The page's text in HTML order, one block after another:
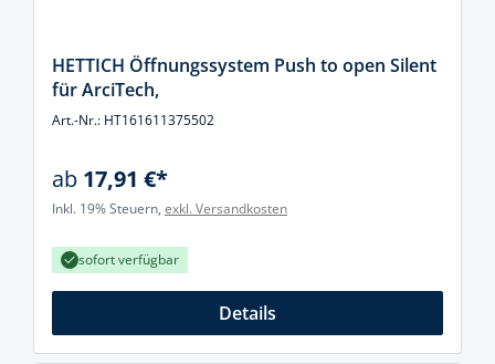
HETTICH Öffnungssystem Push to open Silent
für ArciTech,
Art.-Nr.: HT161611375502
ab 17,91 €*
Inkl. 19% Steuern, exkl. Versandkosten
sofort verfügbar
Details